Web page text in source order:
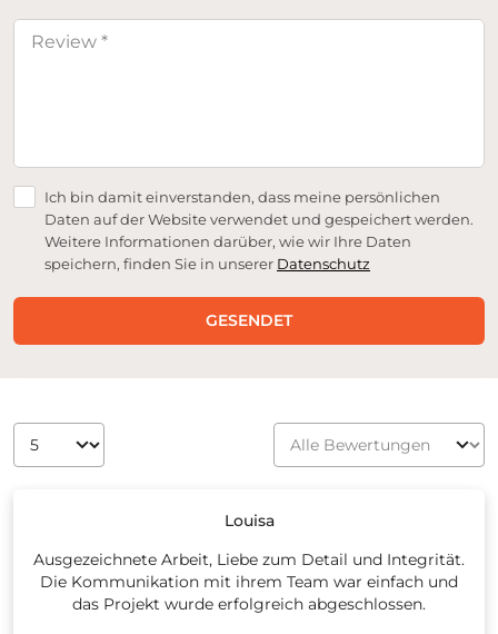
Ich bin damit einverstanden, dass meine persönlichen
Daten auf der Website verwendet und gespeichert werden.
Weitere Informationen darüber, wie wir Ihre Daten
speichern, finden Sie in unserer Datenschutz
GESENDET
Louisa
Ausgezeichnete Arbeit, Liebe zum Detail und Integrität.
Die Kommunikation mit ihrem Team war einfach und
das Projekt wurde erfolgreich abgeschlossen.